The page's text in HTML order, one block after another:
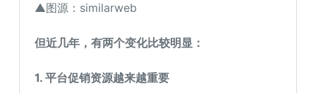
▲图源：similarweb
但近几年，有两个变化比较明显：
1. 平台促销资源越来越重要